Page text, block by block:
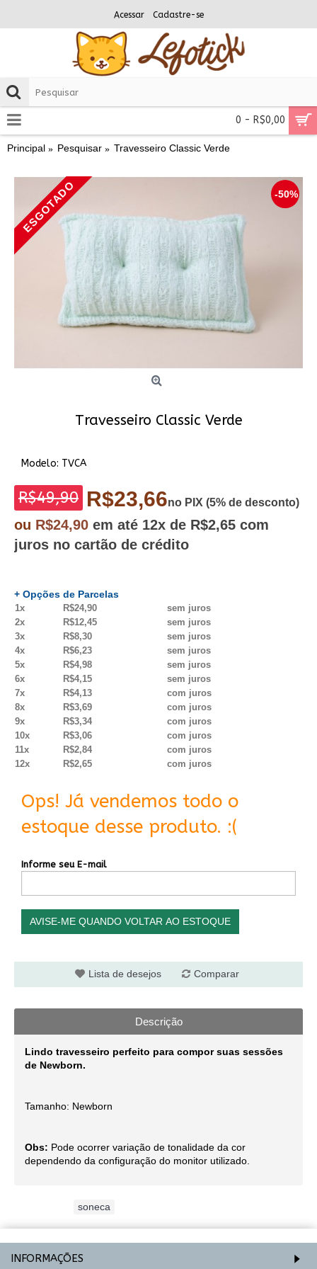
Acessar Cadastre-se
0 - R$0,00
Principal Pesquisar Travesseiro Classic Verde
-50%
ESGOTADO
Travesseiro Classic Verde
Modelo: TVCA
R$49,90 R$23,66no PIX (5% de desconto)
ou R$24,90 em até 12x de R$2,65 com
juros no cartão de crédito
+ Opções de Parcelas
1x R$24,90
sem juros
2x
R$12,45
sem juros
3x
R$8,30
sem juros
4x
R$6,23
sem juros
5x
R$4,98
sem juros
6x
R$4,15
sem juros
7x
R$4,13
com juros
8x
R$3,69
com juros
9x
R$3,34
com juros
10x
R$3,06
com juros
11x
R$2,84
com juros
12x
R$2,65 com juros
Ops! Já vendemos todo o
estoque desse produto. :(
Informe seu E-mail
AVISE-ME QUANDO VOLTAR AO ESTOQUE
Lista de desejos Comparar
Descrição
Lindo travesseiro perfeito para compor suas sessões
de Newborn.
Tamanho: Newborn
Obs: Pode ocorrer variação de tonalidade da cor
dependendo da configuração do monitor utilizado.
soneca
INFORMAÇÕES